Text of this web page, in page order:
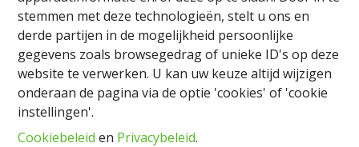
stemmen met deze technologieën, stelt u ons en
derde partijen in de mogelijkheid persoonlijke
gegevens zoals browsegedrag of unieke ID's op deze
website te verwerken. U kan uw keuze altijd wijzigen
onderaan de pagina via de optie 'cookies' of 'cookie
instellingen'.
Cookiebeleid en Privacybeleid.
De woning beschikt bovendien over een garage voor
één wagen en een tuin.
Vrij bij akte. Er werd een verkavelings-/splitsingsplan
opgemaakt zodat elke woning over een eigen
privatieve tuin beschikt (zie bijgevoegd plan).
Geniet van het verlaagde registratierecht van 3%, mits
voldaan wordt aan de wettelijke voorwaarden!